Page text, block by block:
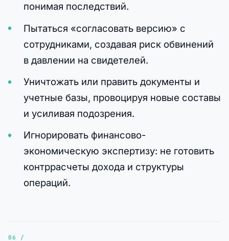
понимая последствий.
Пытаться «согласовать версию» с
сотрудниками, создавая риск обвинений
в давлении на свидетелей.
Уничтожать или править документы и
учетные базы, провоцируя новые составы
и усиливая подозрения.
Игнорировать финансово-
экономическую экспертизу: не готовить
контррасчеты дохода и структуры
операций.